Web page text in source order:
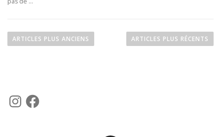
a
t
ARTICLES PLUS ANCIENS ARTICLES PLUS RÉCENTS
n
F
a